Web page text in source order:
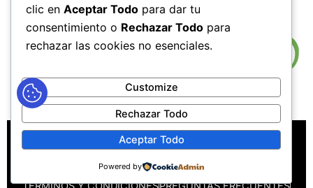
MAPA DEL SITIOPOLÍTICAS DE PRIVACIDAD
POLÍTICAS DE DERECHOS DE AUTOR
POLÍTICA DE TRATAMIENTO DE DATOS PERSONALES
clic en Aceptar Todo para dar tu
consentimiento o Rechazar Todo para
rechazar las cookies no esenciales.
Customize
Rechazar Todo
Aceptar Todo
Powered by